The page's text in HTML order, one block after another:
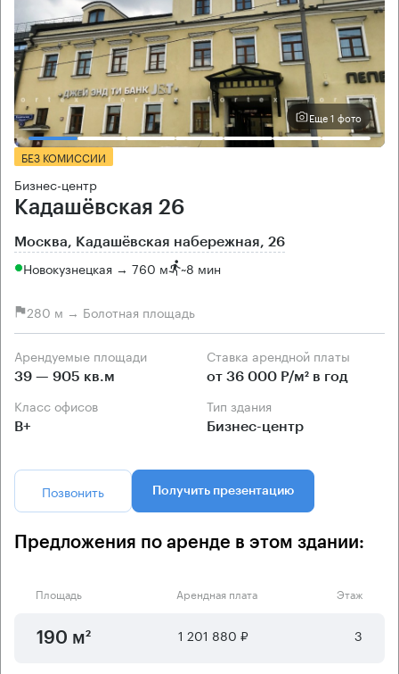
Еще 1 фото
БЕЗ КОМИССИИ
Бизнес-центр
Кадашёвская 26
Москва, Кадашёвская набережная, 26
Новокузнецкая → 760 м ~8 мин
280 м → Болотная площадь
Арендуемые площади
39 — 905 кв.м
Ставка арендной платы
от 36 000 Р/м² в год
Класс офисов
B+
Тип здания
Бизнес-центр
Позвонить Получить презентацию
Предложения по аренде в этом здании:
Площадь Арендная плата Этаж
190 м² 1 201 880 ₽ 3